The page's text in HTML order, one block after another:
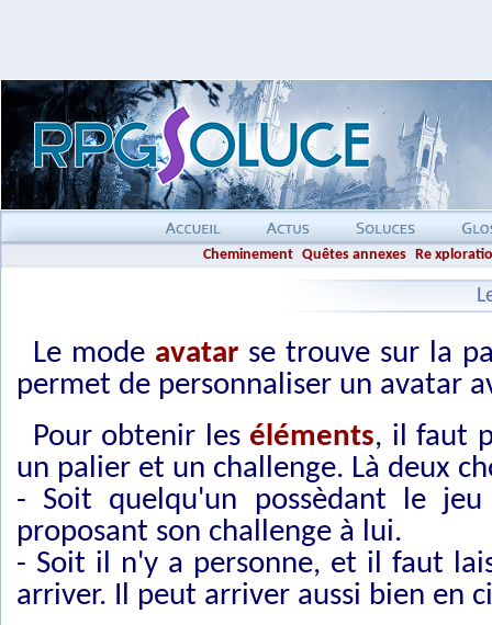
Cheminement Quêtes annexes Re
Le mode avatarse trouve sur la
permet de personnaliser un avatar
Pour obtenir les éléments, il faut
un palier et un challenge. Là deux
- Soit quelqu'un possèdant le
proposant son challenge à lui.
- Soit il n'y a personne, et il faut
arriver. Il peut arriver aussi bien en